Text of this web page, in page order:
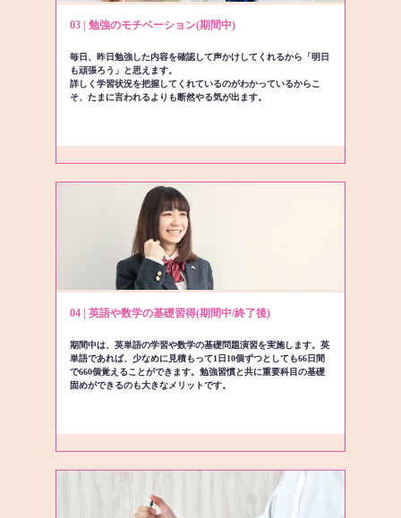
03 | 勉強のモチベーション(期間中)
毎日、昨日勉強した内容を確認して声かけしてくれるから「明日
も頑張ろう」と思えます。
詳しく学習状況を把握してくれているのがわかっているからこ
そ、たまに言われるよりも断然やる気が出ます。
04 | 英語や数学の基礎習得(期間中/終了後)
期間中は、英単語の学習や数学の基礎問題演習を実施します。英
単語であれば、少なめに見積もって1日10個ずつとしても66日間
で660個覚えることができます。勉強習慣と共に重要科目の基礎
固めができるのも大きなメリットです。